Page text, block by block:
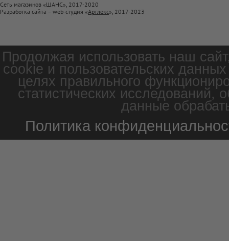
Сеть магазинов «ШАНС», 2017-2020
Разработка сайта – web-студия «Артлекс», 2017-2023
Продолжая использовать наш
cookie и пользовательских
целях правильного
статистических
данные
Политика